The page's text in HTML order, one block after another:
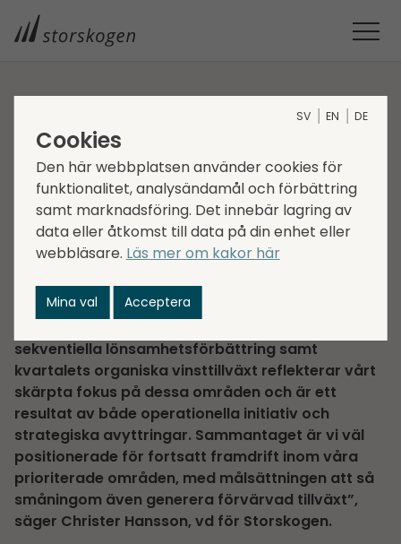
2025
BOKSLUTSKOMMUNIKÉ 2024
Bokslutskommuniké
2024
2025-02-13 Regulatorisk information
”Det har varit ett händelserikt och inspirerande år
sekventiella lönsamhetsförbättring samt
kvartalets organiska vinsttillväxt reflekterar vårt
skärpta fokus på dessa områden och är ett
resultat av både operationella initiativ och
strategiska avyttringar. Sammantaget är vi väl
positionerade för fortsatt framdrift inom våra
prioriterade områden, med målsättningen att så
småningom även generera förvärvad tillväxt”,
säger Christer Hansson, vd för Storskogen.
SV EN DE
Cookies
Den här webbplatsen använder cookies för
funktionalitet, analysändamål och förbättring
samt marknadsföring. Det innebär lagring av
data eller åtkomst till data på din enhet eller
webbläsare. Läs mer om kakor här
Mina val Acceptera